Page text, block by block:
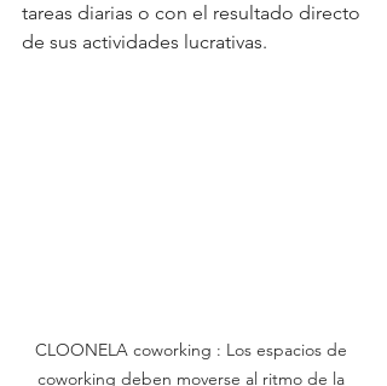
tareas diarias o con el resultado directo
de sus actividades lucrativas.
CLOONELA coworking : Los espacios de
coworking deben moverse al ritmo de la